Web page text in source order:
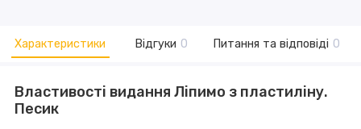
Характеристики Відгуки 0 Питання та відповіді 0
Властивості видання Ліпимо з пластиліну.
Песик